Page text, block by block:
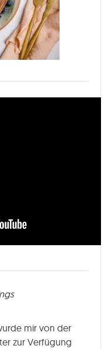
mir von der
zur Verfügung